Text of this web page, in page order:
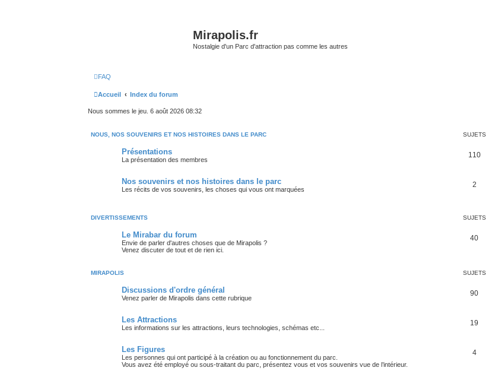
Mirapolis.fr
Nostalgie d'un Parc d'attraction pas comme les autres
FAQ
Accueil Index du forum
Nous sommes le jeu. 6 août 2026 08:32
NOUS, NOS SOUVENIRS ET NOS HISTOIRES DANS LE PARC SUJETS
Présentations
La présentation des membres
110
Nos souvenirs et nos histoires dans le parc
Les récits de vos souvenirs, les choses qui vous ont marquées
2
DIVERTISSEMENTS SUJETS
Le Mirabar du forum
Envie de parler d'autres choses que de Mirapolis ?
Venez discuter de tout et de rien ici.
40
MIRAPOLIS SUJETS
Discussions d'ordre général
Venez parler de Mirapolis dans cette rubrique
90
Les Attractions
Les informations sur les attractions, leurs technologies, schémas etc...
19
Les Figures
Les personnes qui ont participé à la création ou au fonctionnement du parc.
Vous avez été employé ou sous-traitant du parc, présentez vous et vos souvenirs vue de l’intérieur.
4